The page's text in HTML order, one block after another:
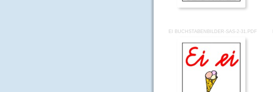
EI BUCHSTABENBILDER-SAS-2-31.PDF